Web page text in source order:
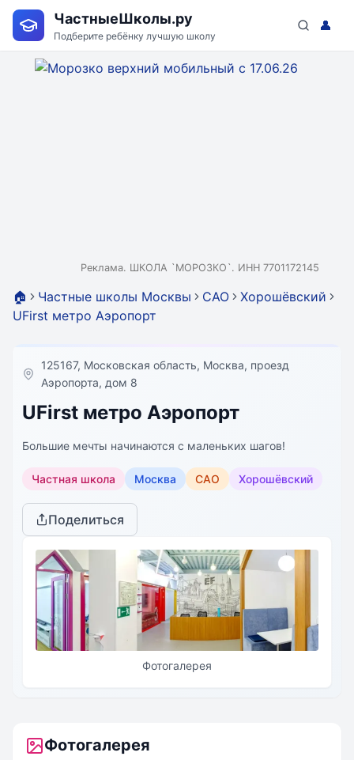
ЧастныеШколы.ру
Подберите ребёнку лучшую школу
👤
Реклама. ШКОЛА `МОРОЗКО`. ИНН 7701172145
🏠 Частные школы Москвы САО
Хорошёвский
UFirst метро Аэропорт
​125167, Московская область, Москва, проезд
Аэропорта, дом 8
UFirst метро Аэропорт
Большие мечты начинаются с маленьких шагов!
Частная школа Москва САО Хорошёвский
Поделиться
Фотогалерея
Фотогалерея